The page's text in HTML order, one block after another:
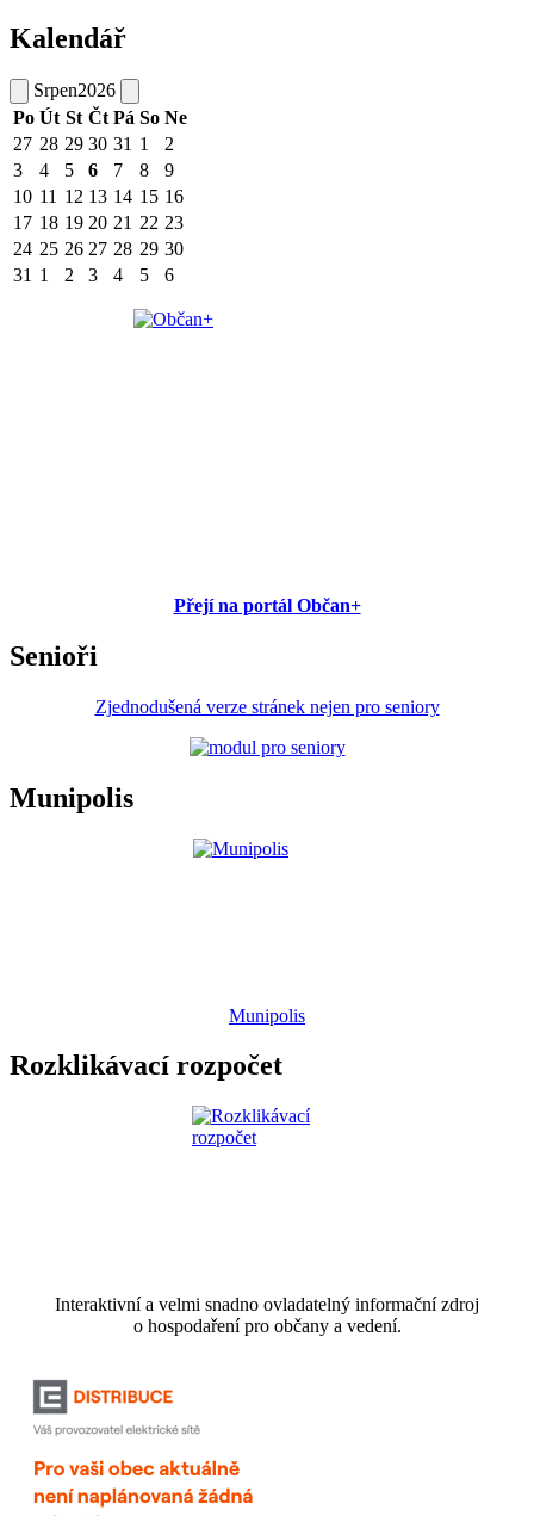
Kalendář
Srpen2026
Po Út St Čt Pá So Ne
27 28 29 30 31 1
2
3
4 5 6 7 8
9
10 11 12 13 14 15 16
17 18 19 20 21 22 23
24 25 26 27 28 29 30
31 1 2 3 4 5 6
Přejí na portál Občan+
Senioři
Zjednodušená verze stránek nejen pro seniory
Munipolis
Munipolis
Rozklikávací rozpočet
Interaktivní a velmi snadno ovladatelný informační zdroj
o hospodaření pro občany a vedení.